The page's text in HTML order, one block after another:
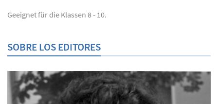
Geeignet für die Klassen 8 - 10.
SOBRE LOS EDITORES